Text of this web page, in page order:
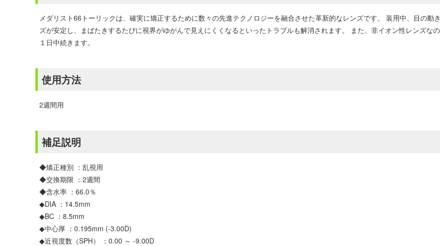
メダリスト66トーリックは、確実に矯正するために数々の先進テクノロジーを融合させた革新的なレンズです。 装用中、目の
ズが安定し、まばたきするたびに視界がゆがんで見えにくくなるといったトラブルも解消されます。 また、非イオン性レンズな
１日中続きます。
使用方法
2週間用
補足説明
◆矯正種別 ：乱視用
◆交換期限 ：2週間
◆含水率 ：66.0％
◆DIA ：14.5mm
◆BC ：8.5mm
◆中心厚 ：0.195mm (-3.00D)
◆近視度数（SPH） ：0.00 ～ -9.00D